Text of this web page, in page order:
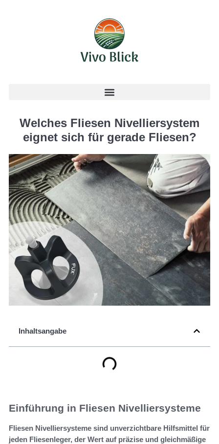
Welches Fliesen Nivelliersystem
eignet sich für gerade Fliesen?
Inhaltsangabe
Einführung in Fliesen Nivelliersysteme
Fliesen Nivelliersysteme sind unverzichtbare Hilfsmittel für
jeden Fliesenleger, der Wert auf präzise und gleichmäßige